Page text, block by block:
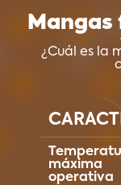
¿Cuál es la
máxima
operativa